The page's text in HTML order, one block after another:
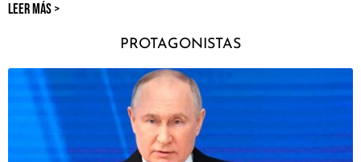
LEER MÁS >
PROTAGONISTAS